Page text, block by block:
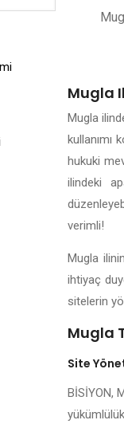
Mugla
Mugla
kullanımı
hukuki
ilindeki
verimli!
Mugla
ihtiyaç
sitelerin
Mugla
Site
BİSİYON,